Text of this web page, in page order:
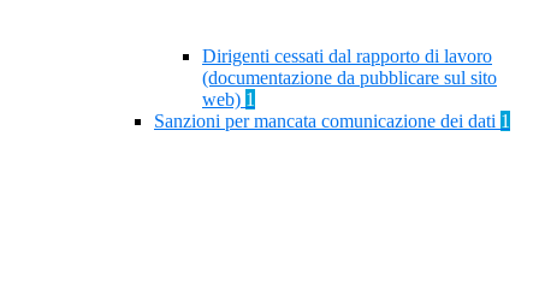
Dirigenti cessati dal rapporto di lavoro
(documentazione da pubblicare sul sito
web) 1
Sanzioni per mancata comunicazione dei dati 1